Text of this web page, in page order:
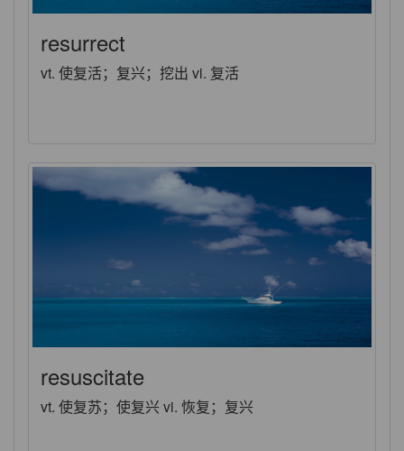
resurrect
vt. 使复活；复兴；挖出 vi. 复活
resuscitate
vt. 使复苏；使复兴 vi. 恢复；复兴